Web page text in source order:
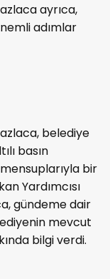
ayrıca,
adımlar
belediye
basın
bir
Yardımcısı
gündeme dair
mevcut
bilgi verdi.